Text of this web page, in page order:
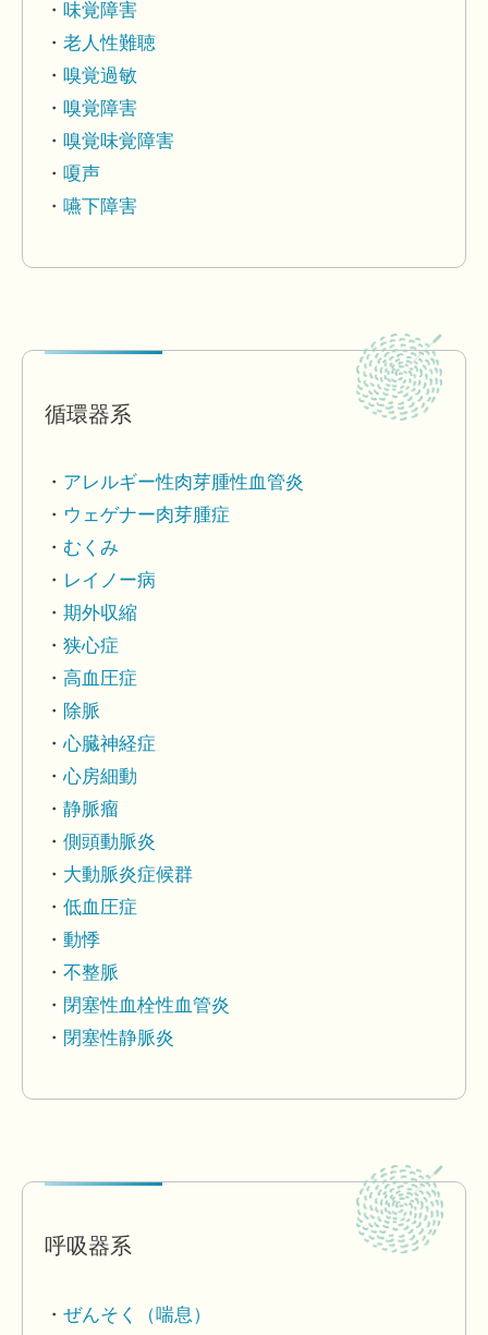
味覚障害
老人性難聴
嗅覚過敏
嗅覚障害
嗅覚味覚障害
嗄声
嚥下障害
循環器系
アレルギー性肉芽腫性血管炎
ウェゲナー肉芽腫症
むくみ
レイノー病
期外収縮
狭心症
高血圧症
除脈
心臓神経症
心房細動
静脈瘤
側頭動脈炎
大動脈炎症候群
低血圧症
動悸
不整脈
閉塞性血栓性血管炎
閉塞性静脈炎
呼吸器系
ぜんそく（喘息）